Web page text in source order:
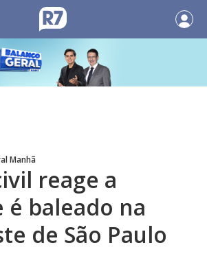
Manhã
reage a
é baleado na
de São Paulo